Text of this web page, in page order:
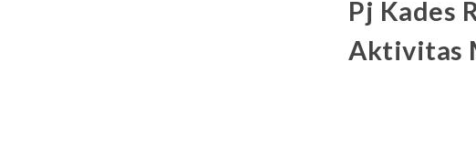
Pj Kades
Aktivitas